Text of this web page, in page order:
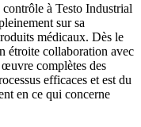
à Testo Industrial
sur sa
médicaux. Dès le
étroite collaboration avec
complètes des
efficaces et est du
en ce qui concerne